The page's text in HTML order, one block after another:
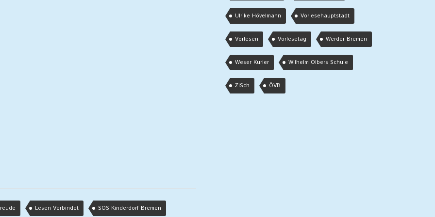
Lesen Verbindet SOS Kinderdorf Bremen
Ulrike Hövelmann Vorlesehauptstadt
Vorlesen Vorlesetag Werder Bremen
Weser Kurier Wilhelm Olbers Schule
ZiSch ÖVB